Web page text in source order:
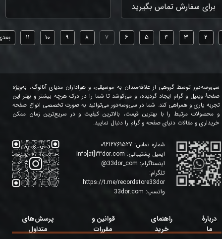
برای سفارش تماس بگیرید
۲ ۳ ۴ ۵ ۶ ۷ ۸ ۹ ۱۰ ۱۱
شماره تماس:
ایمیل پشتیبانی: info[at]33dor.com
اینستاگرام: 33dor_com
@
تلگرام:
https://t.me/recordstore33dor
واتسپ: 33dor.com
سی‌وسه‌دور توسط گروهی از علاقه‌مندان به موسیقی، و هواداران مدیای آنالوگ، به‌ویژه
صفحۀ وینیل و گرام ایجاد گردیده، و می‌کوشد تا شما را در درک هرچه بیشتر و بهتر این
تجربه یاری و همراهی کند. شما در سی‌وسه‌دور می‌توانید به صورت تخصصی انواع صفحه
و محصولات مرتبط را با بهترین قیمت، بالاترین کیفیت و در سریع‌ترین زمان ممکن
خریداری و مقالات دنیای صفحه و گرام را دنبال نمایید.
دربارۀ
ما
قوانین و
مقررات
پرسش‌های
متداول
راهنمای
خرید